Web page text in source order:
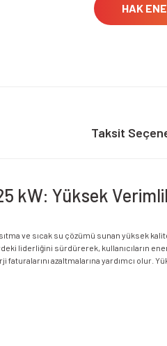
HAK
Taksit
kW: Yüksek
ve sıcak su çözümü sunan yüksek
liderliğini sürdürerek, kullanıcıların
azaltmalarına yardımcı olur.